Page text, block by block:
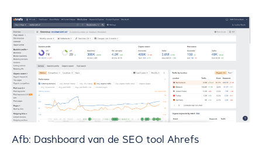
Afb: Dashboard van de SEO tool Ahrefs